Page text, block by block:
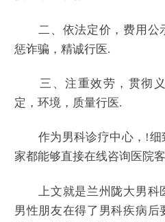
二、依法定价，费用公
惩诈骗，精诚行医.
三、注重效劳，贯彻义
定，环境，质量行医.
作为男科诊疗中心，!细
家都能够直接在线咨询医院
上文就是兰州陇大男科医
男性朋友在得了男科疾病后